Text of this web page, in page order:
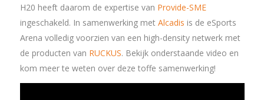
H20 heeft daarom de expertise van Provide-SME
ingeschakeld. In samenwerking met Alcadis is de eSports
Arena volledig voorzien van een high-density netwerk met
de producten van RUCKUS. Bekijk onderstaande video en
kom meer te weten over deze toffe samenwerking!